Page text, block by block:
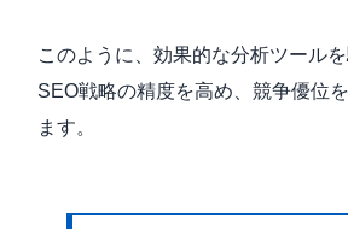
このように、効果的な分析ツールを
SEO戦略の精度を高め、競争優位
ます。